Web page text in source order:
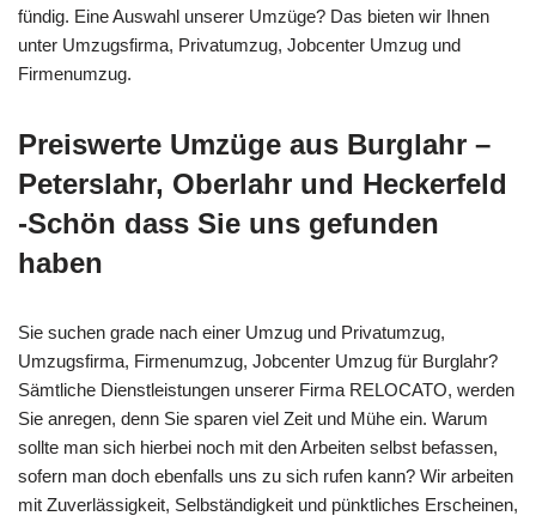
fündig. Eine Auswahl unserer Umzüge? Das bieten wir Ihnen
unter Umzugsfirma, Privatumzug, Jobcenter Umzug und
Firmenumzug.
Preiswerte Umzüge aus Burglahr –
Peterslahr, Oberlahr und Heckerfeld
-Schön dass Sie uns gefunden
haben
Sie suchen grade nach einer Umzug und Privatumzug,
Umzugsfirma, Firmenumzug, Jobcenter Umzug für Burglahr?
Sämtliche Dienstleistungen unserer Firma RELOCATO, werden
Sie anregen, denn Sie sparen viel Zeit und Mühe ein. Warum
sollte man sich hierbei noch mit den Arbeiten selbst befassen,
sofern man doch ebenfalls uns zu sich rufen kann? Wir arbeiten
mit Zuverlässigkeit, Selbständigkeit und pünktliches Erscheinen,